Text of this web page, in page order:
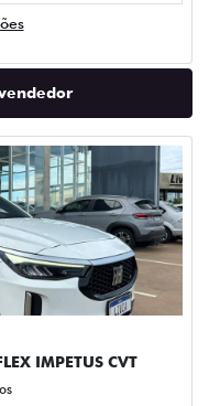
IMPETUS CVT